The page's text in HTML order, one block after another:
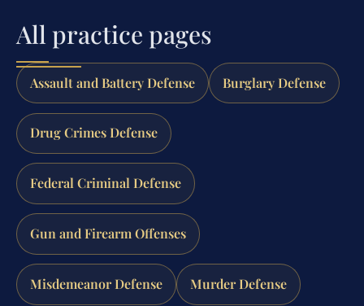
All practice pages
Assault and Battery Defense Burglary Defense
Drug Crimes Defense
Federal Criminal Defense
Gun and Firearm Offenses
Misdemeanor Defense Murder Defense